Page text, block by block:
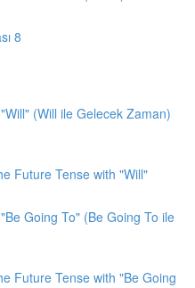
8
(Will ile Gelecek Zaman)
Future Tense with "Will"
Going To" (Be Going To ile
Future Tense with "Be Going